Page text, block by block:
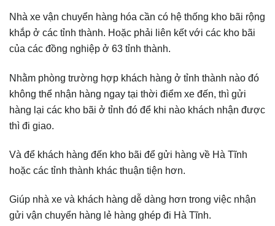
Nhà xe vận chuyển hàng hóa cần có hệ thống kho bãi rộng
khắp ở các tỉnh thành. Hoặc phải liên kết với các kho bãi
của các đồng nghiệp ở 63 tỉnh thành.
Nhằm phòng trường hợp khách hàng ở tỉnh thành nào đó
không thể nhận hàng ngay tại thời điểm xe đến, thì gửi
hàng lại các kho bãi ở tỉnh đó để khi nào khách nhận được
thì đi giao.
Và để khách hàng đến kho bãi để gửi hàng về Hà Tĩnh
hoặc các tỉnh thành khác thuận tiện hơn.
Giúp nhà xe và khách hàng dễ dàng hơn trong việc nhận
gửi vận chuyển hàng lẻ hàng ghép đi Hà Tĩnh.